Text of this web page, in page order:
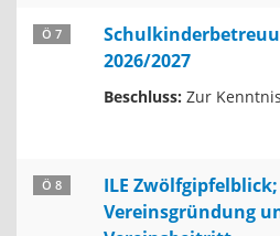
Ö 7
2026/2027
Beschluss: Zur
Ö 8
ILE Zwölfgipfelblick;
Vereinsgründung